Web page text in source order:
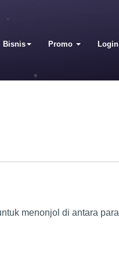
Bisnis Promo Login
menonjol di antara